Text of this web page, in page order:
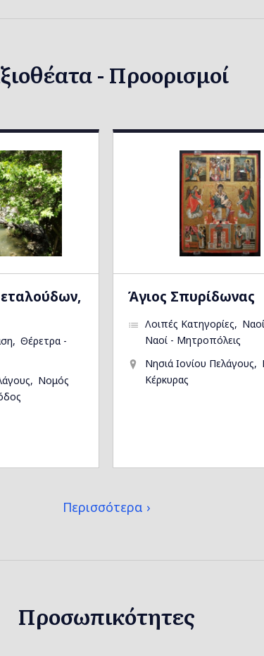
- Προορισμοί
Θέρετρα -
Νομός
Άγιος Σπυρίδωνας
Λοιπές Κατηγορίες
Ναοί - Μητροπόλεις
Νησιά Ιονίου Πελάγους
Κέρκυρας
Περισσότερα
Προσωπικότητες